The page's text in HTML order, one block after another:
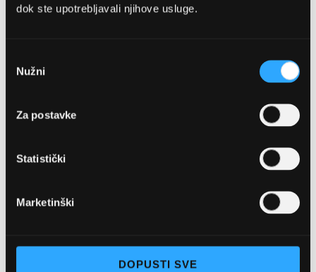
dok ste upotrebljavali njihove usluge.
pristanka
Nužni
Za postavke
Statistički
Marketinški
DOPUSTI SVE
OPTIKA NJEGO, POSLOVNICA 1